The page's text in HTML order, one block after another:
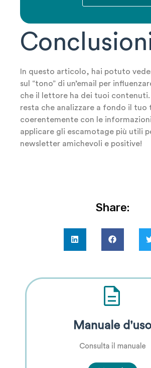
In questo articolo, hai potuto
sul “tono” di un’email per
che il lettore ha dei tuoi contenuti.
resta che analizzare a fondo il tuo
coerentemente con le
applicare gli escamotage più utili
newsletter amichevoli e positive!
Share: